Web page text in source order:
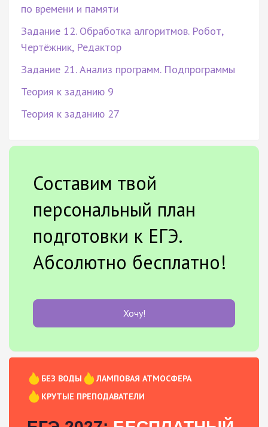
по времени и памяти
Задание 12. Обработка алгоритмов. Робот,
Чертёжник, Редактор
Задание 21. Анализ программ. Подпрограммы
Теория к заданию 9
Теория к заданию 27
Составим твой
персональный план
подготовки к ЕГЭ.
Абсолютно бесплатно!
Хочу!
БЕЗ ВОДЫ
ЛАМПОВАЯ АТМОСФЕРА
КРУТЫЕ ПРЕПОДАВАТЕЛИ